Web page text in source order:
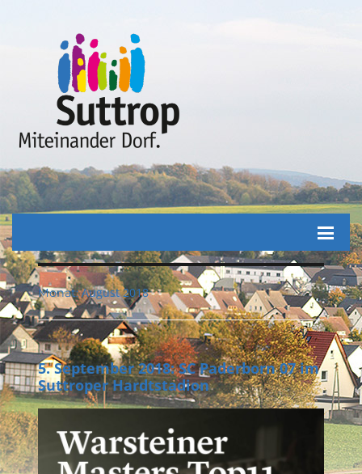
Monat:August 2018
5. September 2018: SC Paderborn 07 im
Suttroper Hardtstadion